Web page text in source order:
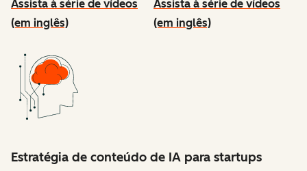
Assista à série de vídeos
(em inglês)
Assista à série de vídeos
(em inglês)
Estratégia de conteúdo de IA para startups